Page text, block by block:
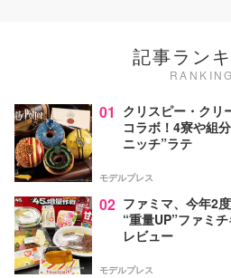
記事ラン
RANKING
01 クリスピー・クリ
コラボ！4寮や組
ニッチ”ラテ
モデルプレス
02 ファミマ、今年2
“重量UP”ファミ
レビュー
モデルプレス